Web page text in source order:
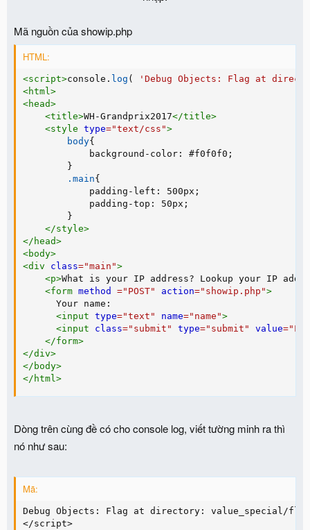
Mã nguồn của showip.php
HTML:
<script>console . log (
'Debug Objects: Flag at
<html>
<head>
<title>WH-Grandprix2017</title>
<style type="text/css ">
body{
background-color : #f0f0f0 ;
}
.main{
padding-left : 500px ;
padding-top : 50px ;
}
</style>
</ head>
<body>
<div class="main ">
<p>What is your IP address? Lookup your IP
<form method =" POST" action=" showip.php ">
      Your name:
<input type="text " name=" name ">
<input class=" submit " type=" submit " value="
</form>
</div>
</ body>
</ html>
Dòng trên cùng đề có cho console log, viết tường minh ra thì
nó như sau:
Mã:
Debug Objects: Flag at directory: value_special/
</script>